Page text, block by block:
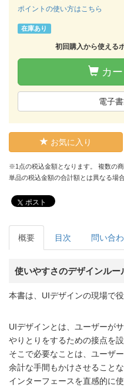
ポイントの使い方はこちら
在庫あり
初回購入から使える
カー
電子
お気に入り
※1点の税込金額となります。 複数の
単品の税込金額の合計額とは異なる場
ポスト
概要 目次 問い合
使いやすさのデザインルー
本書は、UIデザインの現場で
UIデザインとは、ユーザーが
やりとりをするための接点を設
そこで必要なことは、ユーザー
余計な手間もかけさせることな
インターフェースを直感的に